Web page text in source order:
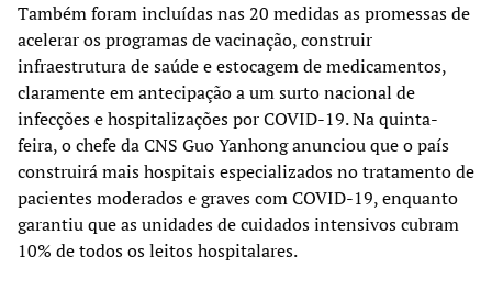
Também foram incluídas nas 20 medidas as promessas de
acelerar os programas de vacinação, construir
infraestrutura de saúde e estocagem de medicamentos,
claramente em antecipação a um surto nacional de
infecções e hospitalizações por COVID-19. Na quinta-
feira, o chefe da CNS Guo Yanhong anunciou que o país
construirá mais hospitais especializados no tratamento de
pacientes moderados e graves com COVID-19, enquanto
garantiu que as unidades de cuidados intensivos cubram
10% de todos os leitos hospitalares.